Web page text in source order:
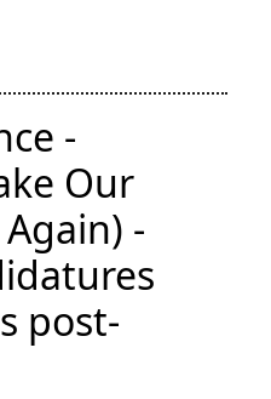
-
Our
-
post-